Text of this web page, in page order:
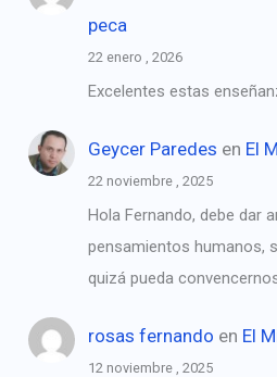
peca
22 enero , 2026
Excelentes estas
Geycer Paredes en El
22 noviembre , 2025
Hola Fernando, debe dar
pensamientos humanos,
quizá pueda
rosas fernando en El
12 noviembre , 2025